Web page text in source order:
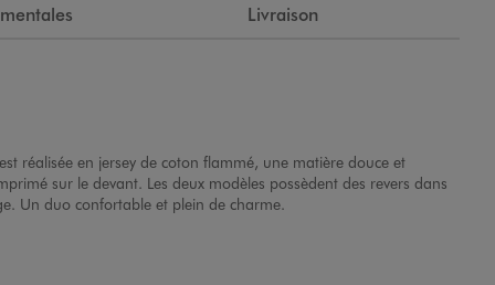
Livraison
est réalisée en jersey de coton flammé, une matière douce et
sur le devant. Les deux modèles possèdent des revers dans
Un duo confortable et plein de charme.